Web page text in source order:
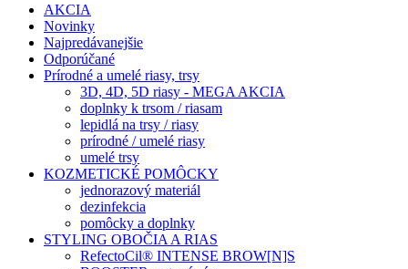
AKCIA
Novinky
Najpredávanejšie
Odporúčané
Prírodné a umelé riasy, trsy
3D, 4D, 5D riasy - MEGA AKCIA
doplnky k trsom / riasam
lepidlá na trsy / riasy
prírodné / umelé riasy
umelé trsy
KOZMETICKÉ POMÔCKY
jednorazový materiál
dezinfekcia
pomôcky a doplnky
STYLING OBOČIA A RIAS
RefectoCil® INTENSE BROW[N]S